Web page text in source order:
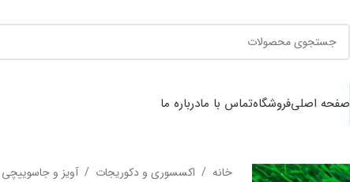
صفحه اصلیفروشگاهتماس با مادرباره ما
خانه / اکسسوری و دکوریجات / آویز و جاسوییچی